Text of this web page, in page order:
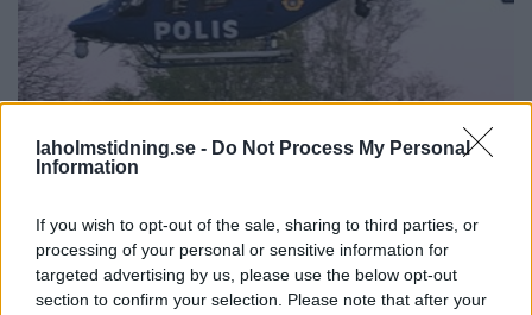
laholmstidning.se - Do Not Process My Personal
Information
If you wish to opt-out of the sale, sharing to third parties, or
processing of your personal or sensitive information for
targeted advertising by us, please use the below opt-out
section to confirm your selection. Please note that after your
NYHETER 2026-08-04 KL. 16:53
dieseltjuv
Lokala brott: • Verktygsstöld på miljonbygge • Fick bilen dränkt i
målarfärg